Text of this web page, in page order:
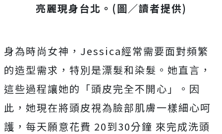
亮麗現身台北。(圖／讀者提供)
身為時尚女神， Jessica經常需要面對頻繁
的造型需求，特別是漂髮和染髮。她直言，
這些過程讓她的「頭皮完全不開心」。因
此，她現在將頭皮視為臉部肌膚一樣細心呵
護，每天願意花費 20到30分鐘 來完成洗頭